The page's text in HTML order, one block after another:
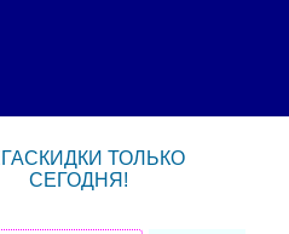
ТОЛЬКО
СЕГОДНЯ!